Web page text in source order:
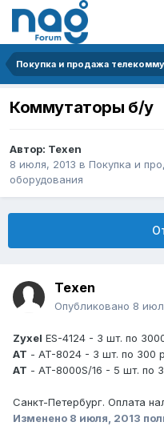
Коммутаторы б/у
Автор: Texen
8 июля, 2013 в Покупка и
оборудования
Texen
Опубликовано 8
Zyxel ES-4124 - 3 шт. по
AT - AT-8024 - 3 шт. по 300
AT - AT-8000S/16 - 5 шт. по
Санкт-Петербург. Оплата
Изменено 8 июля, 2013